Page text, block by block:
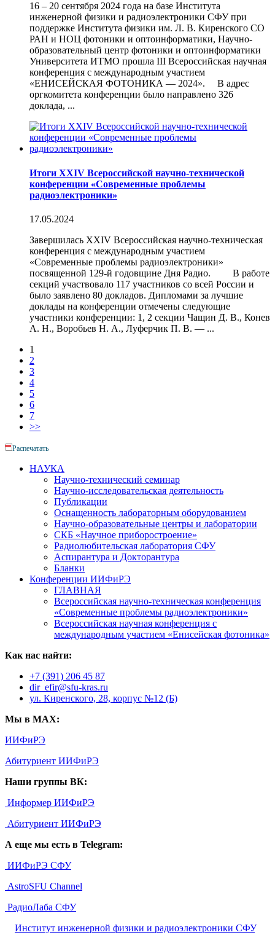
16 – 20 сентября 2024 года на базе Института
инженерной физики и радиоэлектроники СФУ при
поддержке Института физики им. Л. В. Киренского СО
РАН и НОЦ фотоники и оптоинформатики, Научно-
образовательный центр фотоники и оптоинформатики
Университета ИТМО прошла III Всероссийская научная
конференция с международным участием
«ЕНИСЕЙСКАЯ ФОТОНИКА — 2024». В адрес
оргкомитета конференции было направлено 326
доклада, ...
Итоги XXIV Всероссийской научно-технической
конференции «Современные проблемы
радиоэлектроники»
17.05.2024
Завершилась XXIV Всероссийская научно-техническая
конференция с международным участием
«Современные проблемы радиоэлектроники»
посвященной 129-й годовщине Дня Радио. В работе
секций участвовало 117 участников со всей России и
было заявлено 80 докладов. Дипломами за лучшие
доклады на конференции отмечены следующие
участники конференции: 1, 2 секции Чащин Д. В., Конев
А. Н., Воробьев Н. А., Луферчик П. В. — ...
1
2
3
4
5
6
7
>>
Распечатать
НАУКА
Научно-технический семинар
Научно-исследовательская деятельность
Публикации
Оснащенность лабораторным оборудованием
Научно-образовательные центры и лаборатории
СКБ «Научное приборостроение»
Радиолюбительская лаборатория СФУ
Аспирантура и Докторантура
Бланки
Конференции ИИФиРЭ
ГЛАВНАЯ
Всероссийская научно-техническая конференция
«Современные проблемы радиоэлектроники»
Всероссийская научная конференция с
международным участием «Енисейская фотоника»
Как нас найти:
+7 (391) 206 45 87
dir_efir@sfu-kras.ru
ул. Киренского, 28, корпус №12 (Б)
Мы в MAX:
ИИФиРЭ
Абитуриент ИИФиРЭ
Наши группы ВК:
Информер ИИФиРЭ
Абитуриент ИИФиРЭ
А еще мы есть в Telegram:
ИИФиРЭ СФУ
AstroSFU Channel
РадиоЛаба СФУ
Институт инженерной физики и радиоэлектроники СФУ,